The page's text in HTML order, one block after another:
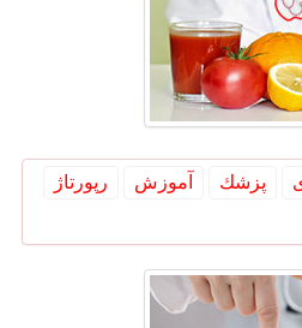
پزشك آموزش
رپورتاژ